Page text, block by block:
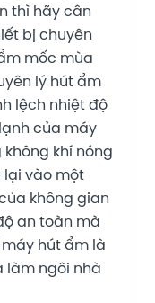
thì hãy cân
bị chuyên
mốc mùa
lý hút ẩm
lệch nhiệt độ
của máy
khí nóng
lại vào một
không gian
an toàn mà
hút ẩm là
làm ngôi nhà